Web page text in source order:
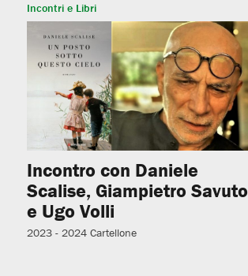
Incontri e Libri
Incontro con Daniele
Scalise, Giampietro Savuto
e Ugo Volli
2023 - 2024 Cartellone